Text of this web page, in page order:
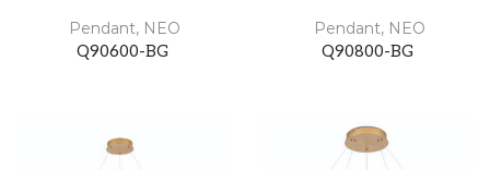
Pendant, NEO
Q90600-BG
Pendant, NEO
Q90800-BG